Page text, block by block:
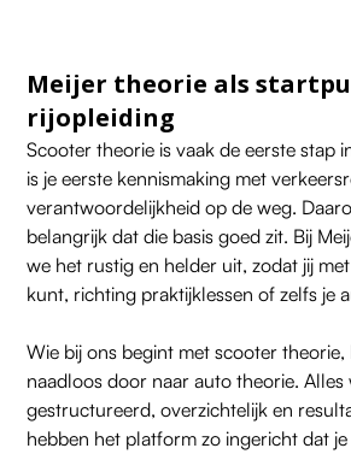
Meijer theorie als
rijopleiding
Scooter theorie is vaak de eerste stap
is je eerste kennismaking met
verantwoordelijkheid op de weg.
belangrijk dat die basis goed zit. Bij
we het rustig en helder uit, zodat jij
kunt, richting praktijklessen of zelfs je
Wie bij ons begint met scooter theorie,
naadloos door naar auto theorie.
gestructureerd, overzichtelijk en
hebben het platform zo ingericht dat